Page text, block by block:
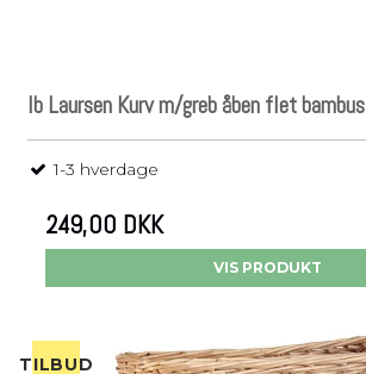
Ib Laursen Kurv m/greb åben flet bambus
1-3 hverdage
249,00 DKK
VIS PRODUKT
TILBUD